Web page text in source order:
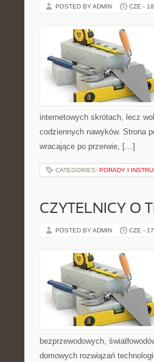
POSTED BY ADMIN CZE -
internetowych skrótach, lecz
codziennych nawyków. Strona
wracające po przerwie, […]
CATEGORIES: PORADY I
CZYTELNICY O
POSTED BY ADMIN CZE -
bezprzewodowych,
domowych rozwiązań